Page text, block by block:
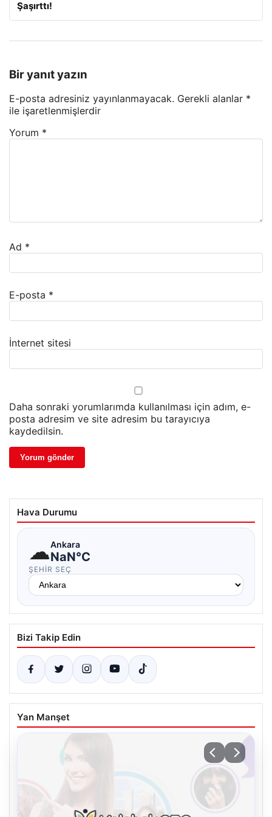
Şaşırttı!
Bir yanıt yazın
E-posta adresiniz yayınlanmayacak. Gerekli alanlar *
ile işaretlenmişlerdir
Yorum *
Ad *
E-posta *
İnternet sitesi
Daha sonraki yorumlarımda kullanılması için adım, e-
posta adresim ve site adresim bu tarayıcıya
kaydedilsin.
Hava Durumu
☁Ankara
NaN°C
ŞEHIR SEÇ
Bizi Takip Edin
Yan Manşet